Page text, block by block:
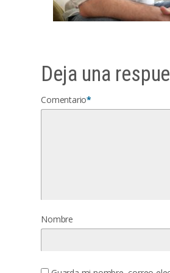
Deja una
Comentario*
Nombre